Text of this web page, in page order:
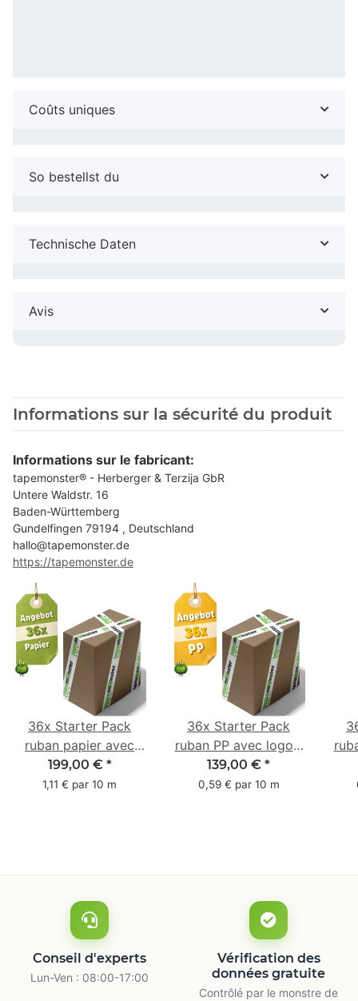
Coûts uniques
So bestellst du
Technische Daten
Avis
Informations sur la sécurité du produit
Informations sur le fabricant:
tapemonster® - Herberger & Terzija GbR
Untere Waldstr. 16
Baden-Württemberg
Gundelfingen 79194 , Deutschland
hallo@tapemonster.de
https://tapemonster.de
36x Starter Pack
ruban papier avec
logo - 1 couleur - 50
mm x 50 m -
199,00 € *
1,11 € par 10 m
36x Starter Pack
ruban PP avec logo -
1 couleur - 48 mm x
66 m
139,00 € *
0,59 € par 10 m
Conseil d'experts
Lun-Ven : 08:00-17:00
Vérification des
données gratuite
Contrôlé par le monstre de